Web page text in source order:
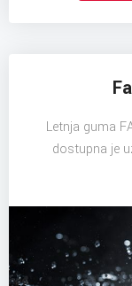
Letnja guma
dostupna je